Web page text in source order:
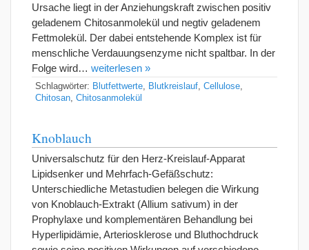
Ursache liegt in der Anziehungskraft zwischen positiv
geladenem Chitosanmolekül und negtiv geladenem
Fettmolekül. Der dabei entstehende Komplex ist für
menschliche Verdauungsenzyme nicht spaltbar. In der
Folge wird… weiterlesen »
Schlagwörter: Blutfettwerte Blutkreislauf Cellulose
Chitosan Chitosanmolekül
Knoblauch
Universalschutz für den Herz-Kreislauf-Apparat
Lipidsenker und Mehrfach-Gefäßschutz:
Unterschiedliche Metastudien belegen die Wirkung
von Knoblauch-Extrakt (Allium sativum) in der
Prophylaxe und komplementären Behandlung bei
Hyperlipidämie, Arteriosklerose und Bluthochdruck